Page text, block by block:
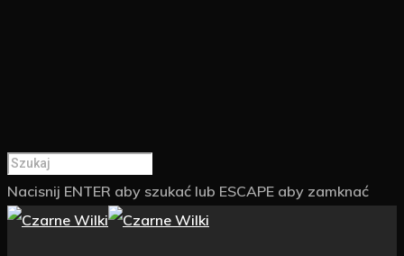
Nacisnij ENTER aby szukać lub ESCAPE aby zamknać